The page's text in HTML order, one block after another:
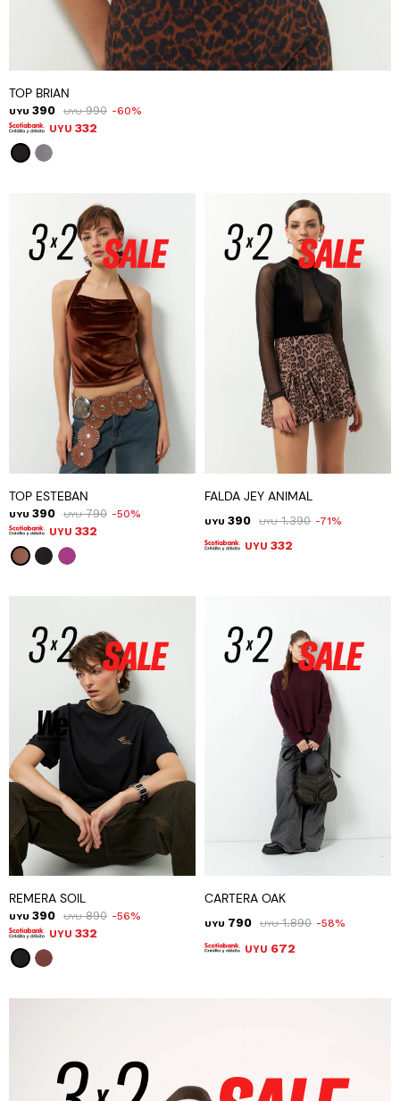
TOP BRIAN
UYU 390 UYU 990 60
UYU 332
TOP ESTEBAN
UYU 390 UYU 790 50
UYU 332
FALDA JEY ANIMAL
UYU 390 UYU 1.390 71
UYU 332
REMERA SOIL
UYU 390 UYU 890 56
UYU 332
CARTERA OAK
UYU 790 UYU 1.890 58
UYU 672